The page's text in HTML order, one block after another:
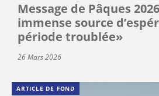
Message de Pâques
immense source
période troublée»
26 Mars 2026
ARTICLE DE FOND